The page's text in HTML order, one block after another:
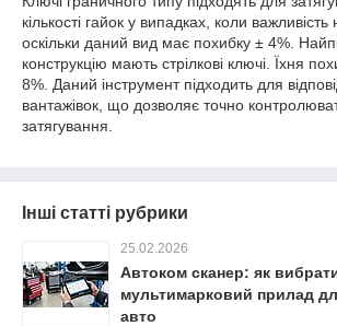
кількості гайок у випадках, коли важливість
оскільки даний вид має похибку ± 4%.
конструкцію мають стрілкові ключі. Їхня
8%. Даний інструмент підходить для
вантажівок, що дозволяє точно
затягування.
Інші статті рубрики
25.02.2026
Автоком сканер: як
мультимарковий прилад
авто